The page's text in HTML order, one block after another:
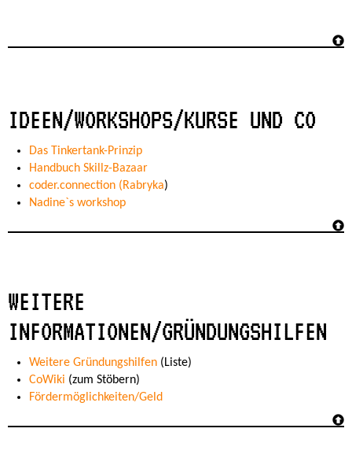
IDEEN/WORKSHOPS/KURSE UND CO
Das Tinkertank-Prinzip
Handbuch Skillz-Bazaar
coder.connection (Rabryka)
Nadine`s workshop
WEITERE
INFORMATIONEN/GRÜNDUNGSHILFEN
Weitere Gründungshilfen (Liste)
CoWiki (zum Stöbern)
Fördermöglichkeiten/Geld